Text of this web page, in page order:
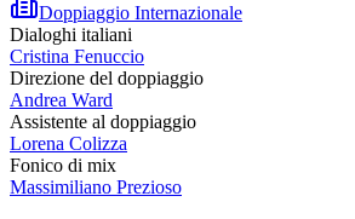
Doppiaggio Internazionale
Dialoghi italiani
Cristina Fenuccio
Direzione del doppiaggio
Andrea Ward
Assistente al doppiaggio
Lorena Colizza
Fonico di mix
Massimiliano Prezioso